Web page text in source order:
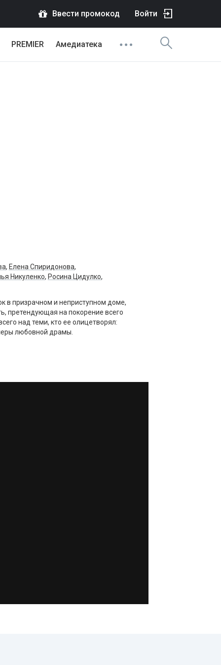
Ввести промокод Войти
PREMIER Амедиатека
, Елена Спиридонова,
Никуленко, Росина Цидулко,
в призрачном и неприступном доме,
претендующая на покорение всего
над теми, кто ее олицетворял:
любовной драмы.